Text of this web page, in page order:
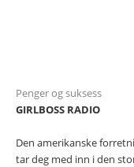
Penger og suksess
GIRLBOSS RADIO
Den amerikanske
tar deg med inn i den